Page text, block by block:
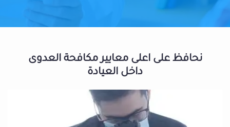
نحافظ على اعلى معايير مكافحة العدوى
داخل العيادة